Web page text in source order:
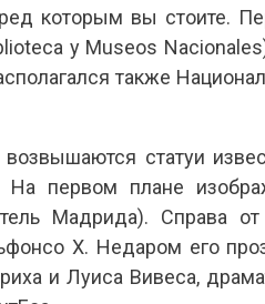
которым вы стоите.
y Museos
также
статуи
На первом плане
Мадрида). Справа от
X. Недаром его
и Луиса Вивеса,